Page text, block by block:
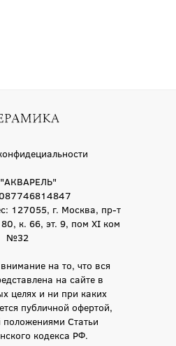
127055, г. Москва, пр-т
к. 66, эт. 9, пом XI ком
№32
на то, что вся
на сайте в
целях и ни при каких
публичной офертой,
Статьи
кодекса РФ.